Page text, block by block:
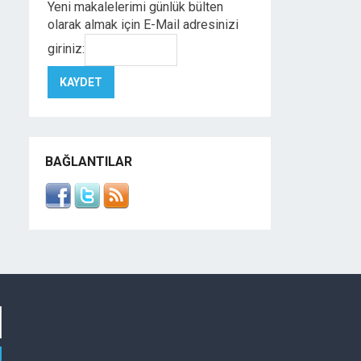
Yeni makalelerimi günlük bülten
olarak almak için E-Mail adresinizi
giriniz:
BAĞLANTILAR